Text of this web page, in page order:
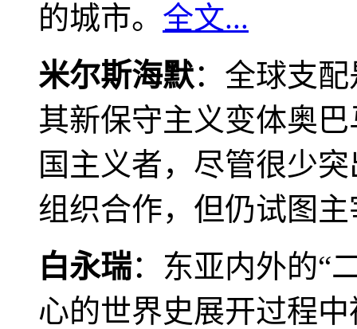
的城市。 全文...
米尔斯海默：全球支
其新保守主义变体奥
国主义者，尽管很少
组织合作，但仍试图
白永瑞：东亚内外的“
心的世界史展开过程